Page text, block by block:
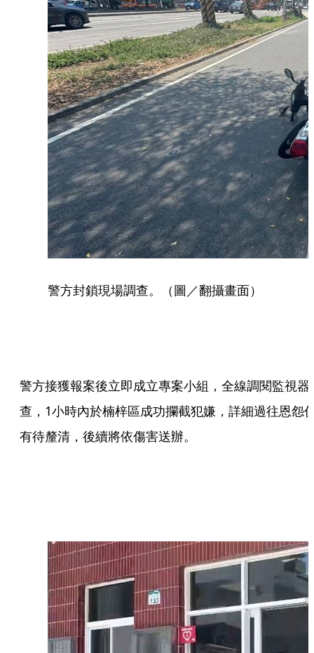
警方封鎖現場調查。（圖／翻攝畫面）
警方接獲報案後立即成立專案小組，全線調閱監視器
查，1小時內於楠梓區成功攔截犯嫌，詳細過往恩怨
有待釐清，後續將依傷害送辦。